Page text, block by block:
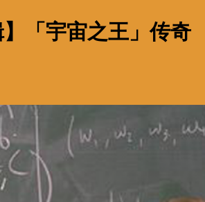
】「宇宙之王」传奇